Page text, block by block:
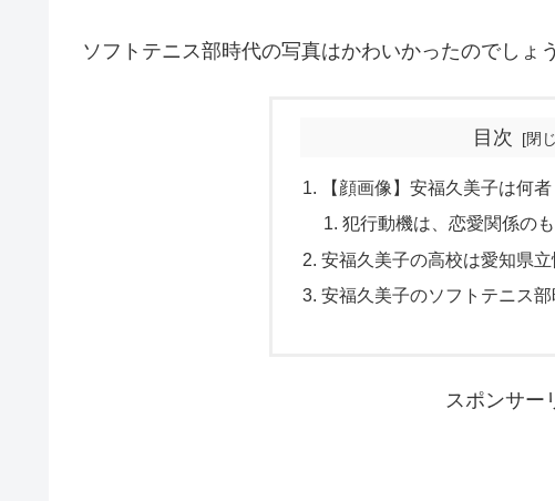
ソフトテニス部時代の写真はかわいかったのでしょ
目次
【顔画像】安福久美子は何
犯行動機は、恋愛関係の
安福久美子の高校は愛知県立
安福久美子のソフトテニス
スポンサー